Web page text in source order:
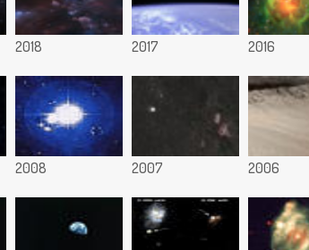
2018 2017 2016
2008 2007 2006